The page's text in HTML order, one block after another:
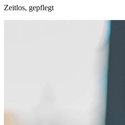
Zeitlos, gepflegt